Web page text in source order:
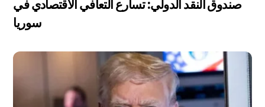
صندوق النقد الدولي: تسارع التعافي الاقتصادي في
سوريا